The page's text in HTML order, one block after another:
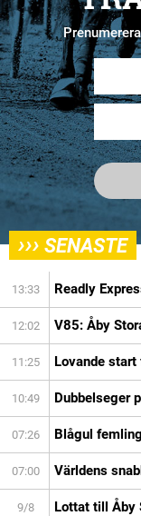
››› SENASTE
13:33 Readly
12:02 V85: Åby
11:25 Lovande
10:49 Dubbelseger
07:26 Blågul
07:00 Världens
9/8 Lottat till Åby